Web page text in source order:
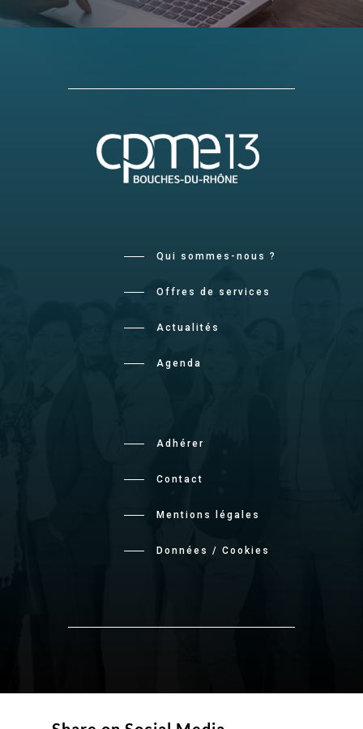
Qui sommes-nous ?
Offres de services
Actualités
Agenda
Adhérer
Contact
Mentions légales
Données / Cookies